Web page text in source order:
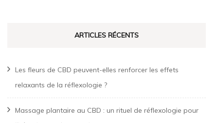
ARTICLES RÉCENTS
Les fleurs de CBD peuvent-elles renforcer les effets
relaxants de la réflexologie ?
Massage plantaire au CBD : un rituel de réflexologie pour